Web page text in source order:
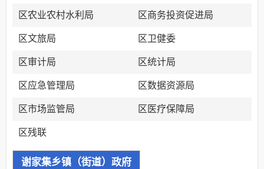
区农业农村水利局 区商务投资促进局
区文旅局 区卫健委
区审计局 区统计局
区应急管理局 区数据资源局
区市场监管局 区医疗保障局
区残联
谢家集乡镇（街道）政府